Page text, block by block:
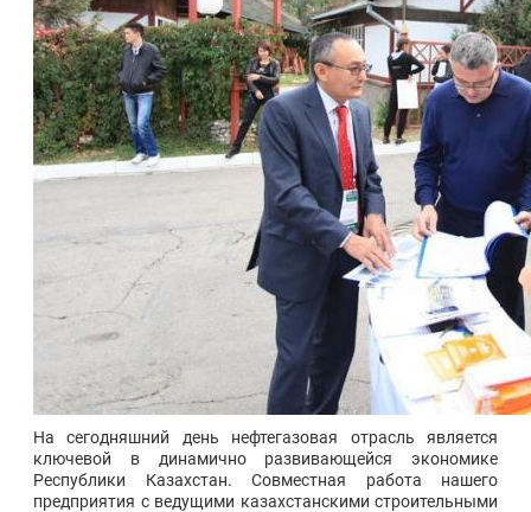
На сегодняшний день нефтегазовая отрасль является
ключевой в динамично развивающейся экономике
Республики Казахстан. Совместная работа нашего
предприятия с ведущими казахстанскими строительными